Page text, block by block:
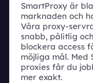
SmartProxy är
marknaden och
Våra proxy-
snabb, pålitlig
blockera access
möjliga mål. Med
proxies får du
mer exakt.